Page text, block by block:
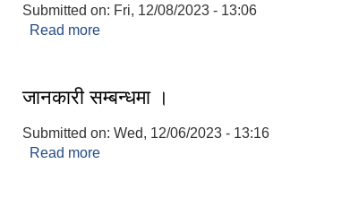
Submitted on: Fri, 12/08/2023 - 13:06
Read more
जानकारी सम्बन्धमा ।
Submitted on: Wed, 12/06/2023 - 13:16
Read more